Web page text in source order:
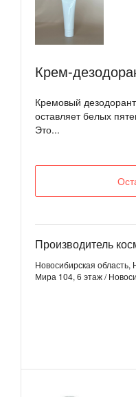
Крем-
Кремовый
оставляет белых
Это...
Производитель
Новосибирская область,
Мира 104, 6 этаж /